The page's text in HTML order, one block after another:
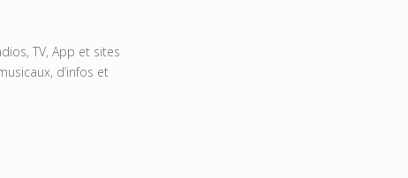
TV, App et sites
d’infos et